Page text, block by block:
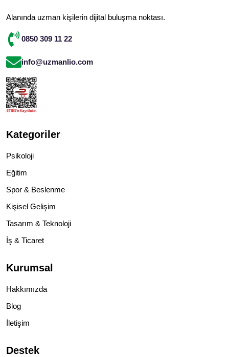
Alanında uzman kişilerin dijital buluşma noktası.
0850 309 11 22
info@uzmanlio.com
Kategoriler
Psikoloji
Eğitim
Spor & Beslenme
Kişisel Gelişim
Tasarım & Teknoloji
İş & Ticaret
Kurumsal
Hakkımızda
Blog
İletişim
Destek